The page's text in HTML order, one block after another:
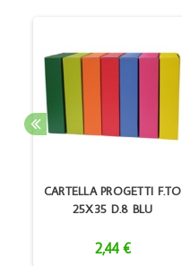
CARTELLA PROGETTI F.TO
25X35 D.8 BLU
2,44 €